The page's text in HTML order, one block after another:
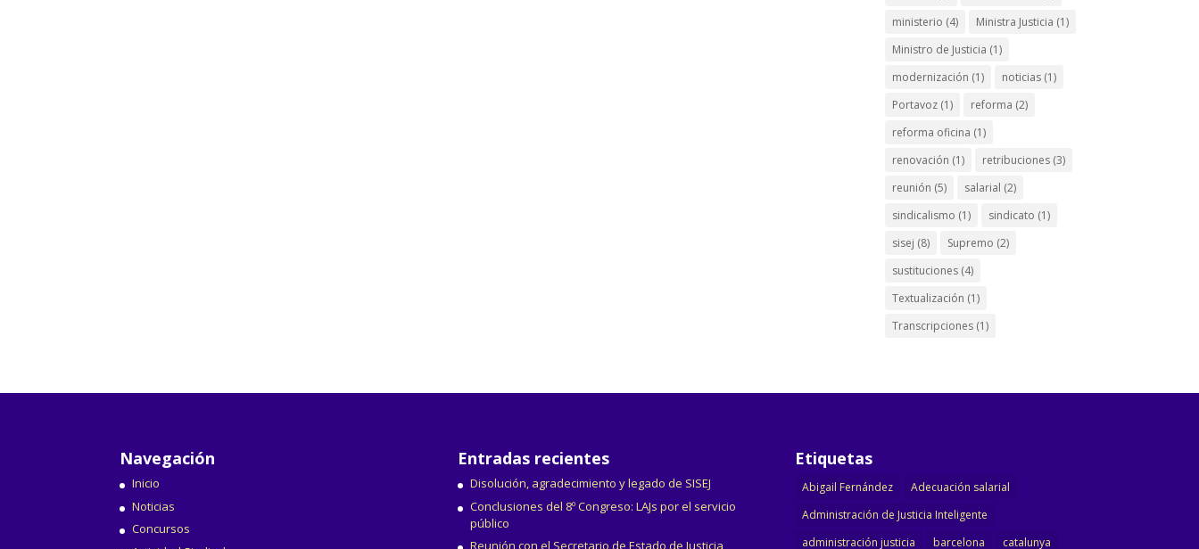
ministerio (4) Ministra Justicia (1)
Ministro de Justicia (1)
modernización (1) noticias (1)
Portavoz (1) reforma (2)
reforma oficina (1)
renovación (1) retribuciones (3)
reunión (5) salarial (2)
sindicalismo (1) sindicato (1)
sisej (8) Supremo (2)
sustituciones (4)
Textualización (1)
Transcripciones (1)
Navegación
Inicio
Noticias
Concursos
Entradas recientes
Disolución, agradecimiento y legado de SISEJ
Conclusiones del 8º Congreso: LAJs por el servicio
público
Reunión con el Secretario de Estado de Justicia
Etiquetas
Abigail Fernández
Adecuación salarial
Administración de Justicia Inteligente
administración justicia
barcelona
catalunya